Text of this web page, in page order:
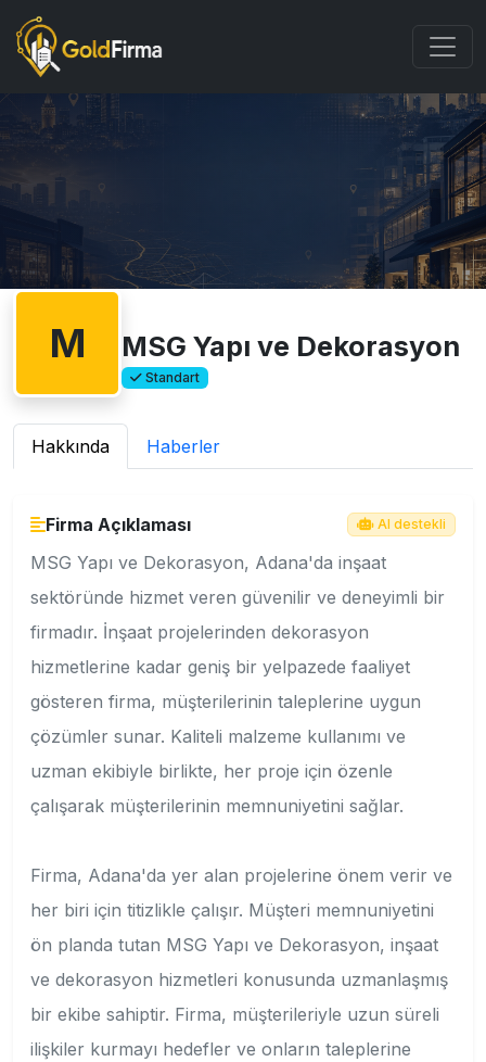
M MSG Yapı ve Dekorasyon
Standart
Hakkında Haberler
Firma Açıklaması AI destekli
MSG Yapı ve Dekorasyon, Adana'da inşaat
sektöründe hizmet veren güvenilir ve deneyimli bir
firmadır. İnşaat projelerinden dekorasyon
hizmetlerine kadar geniş bir yelpazede faaliyet
gösteren firma, müşterilerinin taleplerine uygun
çözümler sunar. Kaliteli malzeme kullanımı ve
uzman ekibiyle birlikte, her proje için özenle
çalışarak müşterilerinin memnuniyetini sağlar.
Firma, Adana'da yer alan projelerine önem verir ve
her biri için titizlikle çalışır. Müşteri memnuniyetini
ön planda tutan MSG Yapı ve Dekorasyon, inşaat
ve dekorasyon hizmetleri konusunda uzmanlaşmış
bir ekibe sahiptir. Firma, müşterileriyle uzun süreli
ilişkiler kurmayı hedefler ve onların taleplerine